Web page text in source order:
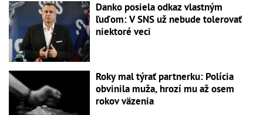
Danko posiela odkaz vlastným
ľuďom: V SNS už nebude tolerovať
niektoré veci
Roky mal týrať partnerku: Polícia
obvinila muža, hrozí mu až osem
rokov väzenia